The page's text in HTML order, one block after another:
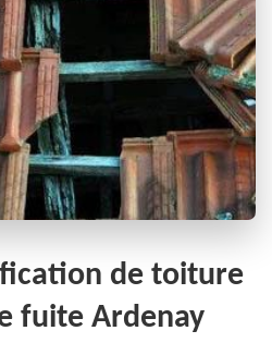
de toiture
fuite Ardenay